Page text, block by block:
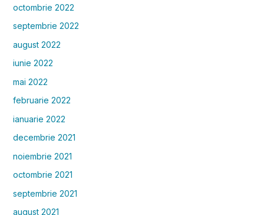
octombrie 2022
septembrie 2022
august 2022
iunie 2022
mai 2022
februarie 2022
ianuarie 2022
decembrie 2021
noiembrie 2021
octombrie 2021
septembrie 2021
august 2021